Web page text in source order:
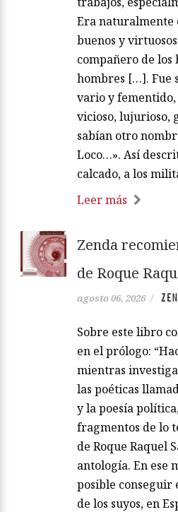
Era naturalmente
buenos y
compañero de los
hombres […]. Fue
vario y
vicioso, lujurioso,
sabían otro
Loco…». Así
calcado, a los
Leer más
Zenda
de Roque
agosto 06, 2026 /
Sobre este libro
en el prólogo:
mientras
las poéticas
y la poesía
fragmentos de lo
de Roque Raquel
antología. En ese
posible conseguir
de los suyos, en